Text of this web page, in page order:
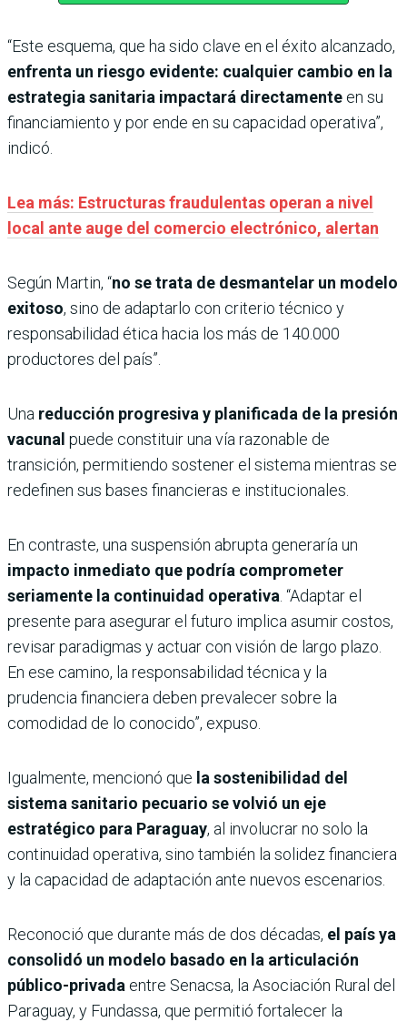
“Este esquema, que ha sido clave en el éxito alcanzado,
enfrenta un riesgo evidente: cualquier cambio en la
estrategia sanitaria impactará directamente en su
financiamiento y por ende en su capacidad operativa”,
indicó.
Lea más: Estructuras fraudulentas operan a nivel
local ante auge del comercio electrónico, alertan
Según Martin, “no se trata de desmantelar un modelo
exitoso, sino de adaptarlo con criterio técnico y
responsabilidad ética hacia los más de 140.000
productores del país”.
Una reducción progresiva y planificada de la presión
vacunal puede constituir una vía razonable de
transición, permitiendo sostener el sistema mientras se
redefinen sus bases financieras e institucionales.
En contraste, una suspensión abrupta generaría un
impacto inmediato que podría comprometer
seriamente la continuidad operativa. “Adaptar el
presente para asegurar el futuro implica asumir costos,
revisar paradigmas y actuar con visión de largo plazo.
En ese camino, la responsabilidad técnica y la
prudencia financiera deben prevalecer sobre la
comodidad de lo conocido”, expuso.
Igualmente, mencionó que la sostenibilidad del
sistema sanitario pecuario se volvió un eje
estratégico para Paraguay, al involucrar no solo la
continuidad operativa, sino también la solidez financiera
y la capacidad de adaptación ante nuevos escenarios.
Reconoció que durante más de dos décadas, el país ya
consolidó un modelo basado en la articulación
público-privada entre Senacsa, la Asociación Rural del
Paraguay, y Fundassa, que permitió fortalecer la